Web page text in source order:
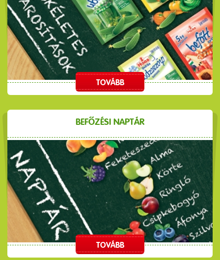
TOVÁBB
BEFŐZÉSI NAPTÁR
TOVÁBB